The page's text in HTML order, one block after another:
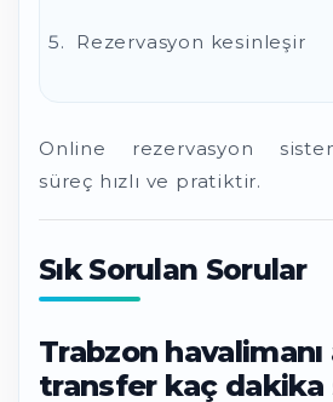
Rezervasyon kesinleşir
Online rezervasyon
süreç hızlı ve pratiktir.
Sık Sorulan Sorular
Trabzon havalimanı
transfer kaç dakika